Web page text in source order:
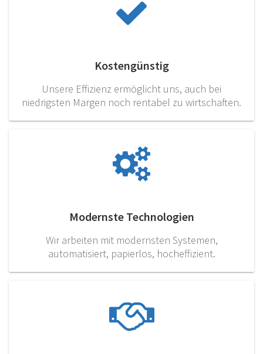
Kostengünstig
Unsere Effizienz ermöglicht uns, auch bei
niedrigsten Margen noch rentabel zu wirtschaften.
Modernste Technologien
Wir arbeiten mit modernsten Systemen,
automatisiert, papierlos, hocheffizient.